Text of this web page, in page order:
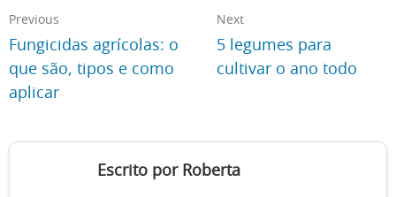
Previous
Fungicidas agrícolas: o
que são, tipos e como
aplicar
Next
5 legumes para
cultivar o ano todo
Escrito por Roberta